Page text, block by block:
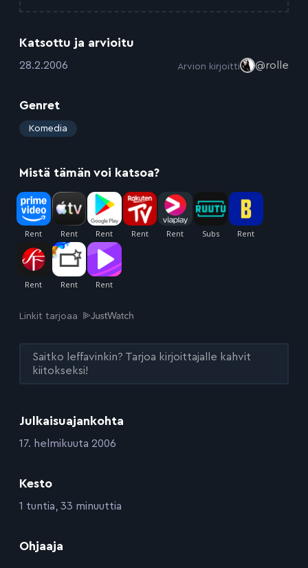
Julkaisuajankohta
:17. helmikuuta 2006
Kesto
:1 tuntia, 33 minuuttia
Ohjaaja
Katsottu ja arvioitu
:28.2.2006 Arvion kirjoitti @rolle
Genret
: Komedia
Mistä tämän voi katsoa?
Linkit tarjoaa
Saitko leffavinkin? Tarjoa kirjoittajalle kahvit
kiitokseksi!